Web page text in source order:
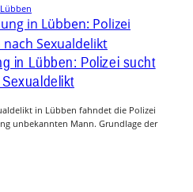
Lübben
in Lübben: Polizei sucht
in Lübben fahndet die Polizei
unbekannten Mann. Grundlage der